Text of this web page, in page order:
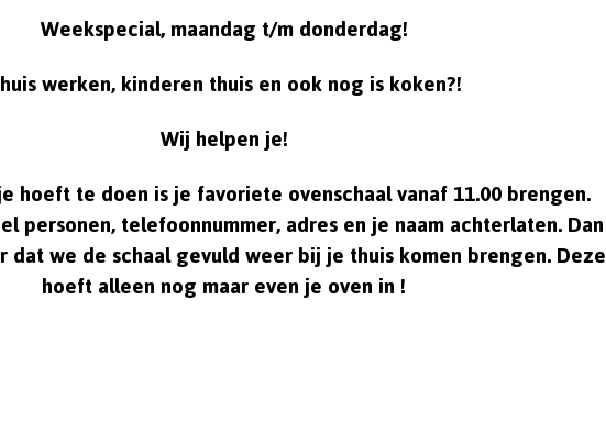
Weekspecial, maandag t/m donderdag!
werken, kinderen thuis en ook nog is koken?!
Wij helpen je!
hoeft te doen is je favoriete ovenschaal vanaf 11.00 brengen.
personen, telefoonnummer, adres en je naam achterlaten. Dan
we de schaal gevuld weer bij je thuis komen brengen. Deze
hoeft alleen nog maar even je oven in !